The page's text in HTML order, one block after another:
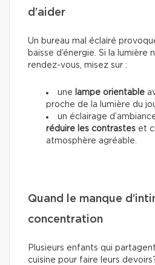
d’aider
Un bureau mal éclairé
baisse d’énergie. Si la lumière
rendez-vous, misez sur :
une lampe orientable
proche de la lumière du
un éclairage
réduire les contrastes et
atmosphère agréable.
Quand le manque
concentration
Plusieurs enfants qui
cuisine pour faire leurs